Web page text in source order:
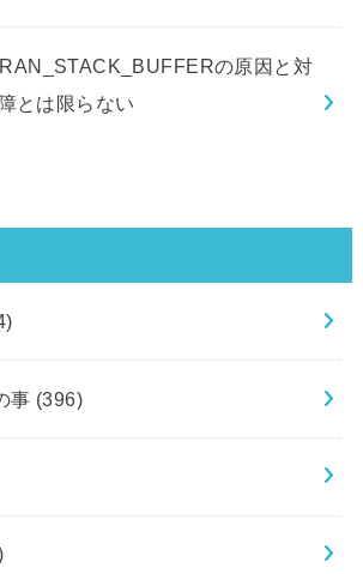
の原因と対
とは限らない
事 (396)